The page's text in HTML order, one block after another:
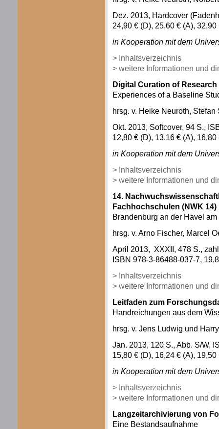
Dez. 2013, Hardcover
24,90 € (D), 25,60 € (A), 32,90
in Kooperation mit dem
> Inhaltsverzeichnis
> weitere Informationen und
Digital Curation of Research
Experiences of a Baseline
hrsg. v. Heike Neuroth,
Okt. 2013, Softcover, 94 S.,
12,80 € (D), 13,16 € (A), 16,80
in Kooperation mit dem
> Inhaltsverzeichnis
> weitere Informationen und
14.
Fachhochschulen (NWK 14)
Brandenburg an der Havel
hrsg. v. Arno Fischer, Marcel
April 2013, XXXII, 478 S.,
ISBN 978-3-86488-037-7,
> Inhaltsverzeichnis
> weitere Informationen und
Leitfaden zum
Handreichungen aus dem
hrsg. v. Jens Ludwig und
Jan. 2013, 120 S., Abb. S/W,
15,80 € (D), 16,24 € (A), 19,50
in Kooperation mit dem
> Inhaltsverzeichnis
> weitere Informationen und
Langzeitarchivierung von
Eine Bestandsaufnahme